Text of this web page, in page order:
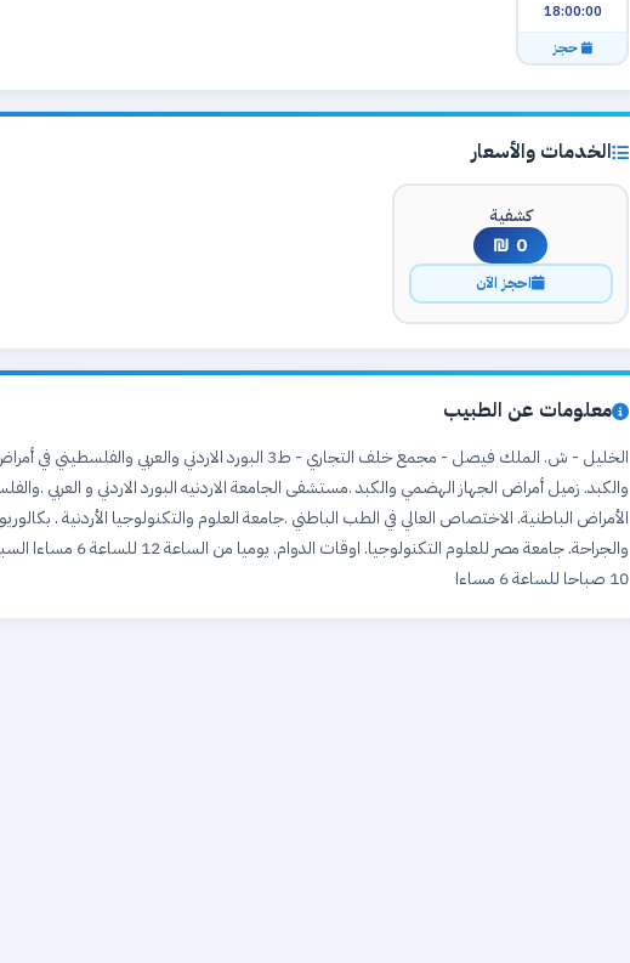
18:00:00
حجز
الخدمات والأسعار
كشفية
0 ₪
احجز الآن
معلومات عن الطبيب
الخليل - ش. الملك فيصل - مجمع خلف التجاري - ط3 البورد الاردني والعربي
والكبد. زميل أمراض الجهاز الهضمي والكبد .مستشفى الجامعة الاردنيه البورد الاردني و العربي
الأمراض الباطنية. الاختصاص العالي في الطب الباطني .جامعة العلوم والتكنولوجيا الأردنية .
والجراحة. جامعة مصر للعلوم التكنولوجيا.
10 صباحا للساعة 6 مساءا